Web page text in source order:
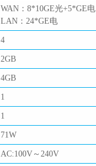
WAN：8*10GE光+5*GE电
LAN：24*GE电
4
2GB
4GB
1
1
71W
AC:100V～240V